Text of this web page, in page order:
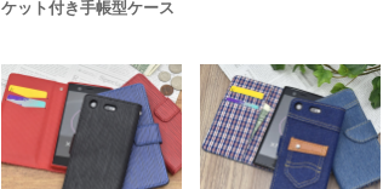
ケット付き手帳型ケース